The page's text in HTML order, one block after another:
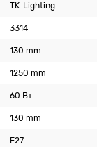
TK-Lighting
3314
130 mm
1250 mm
60 Вт
130 mm
E27